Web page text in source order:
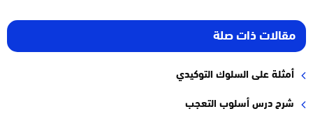
مقالات ذات صلة
أمثلة على السلوك التوكيدي
شرح درس أسلوب التعجب